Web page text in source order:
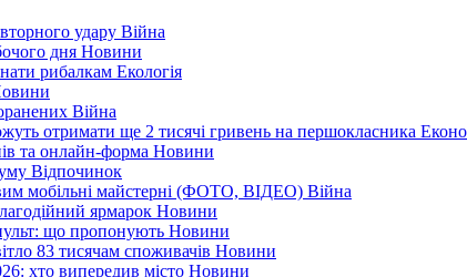
удару Війна
дня Новини
рибалкам Екологія
Війна
отримати ще 2 тисячі гривень на першокласника
та онлайн-форма Новини
Відпочинок
мобільні майстерні (ФОТО, ВІДЕО) Війна
ярмарок Новини
що пропонують Новини
83 тисячам споживачів Новини
хто випередив місто Новини